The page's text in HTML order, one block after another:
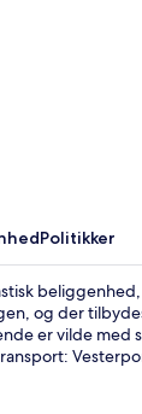
Politikker
og der
er vilde